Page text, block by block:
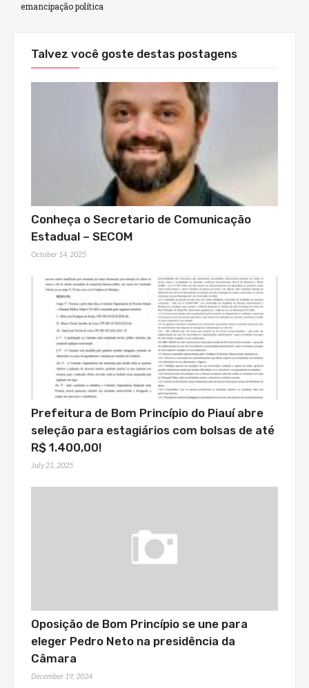
emancipação política
Talvez você goste destas postagens
Conheça o Secretario de Comunicação
Estadual – SECOM
October 14, 2025
Prefeitura de Bom Princípio do Piauí abre
seleção para estagiários com bolsas de até
R$ 1.400,00!
July 21, 2025
Oposição de Bom Princípio se une para
eleger Pedro Neto na presidência da
Câmara
December 19, 2024